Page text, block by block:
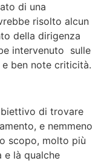
di una
risolto alcun
della dirigenza
intervenuto sulle
ben note criticità.
di trovare
e nemmeno
scopo, molto più
e là qualche